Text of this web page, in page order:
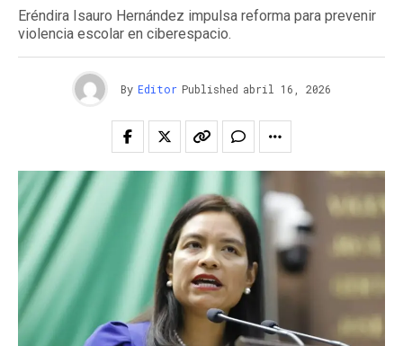
Eréndira Isauro Hernández impulsa reforma para prevenir
violencia escolar en ciberespacio.
By Editor Published abril 16, 2026